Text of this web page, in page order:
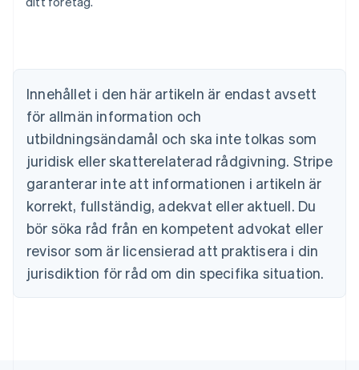
Innehållet i den här artikeln är endast avsett
för allmän information och
utbildningsändamål och ska inte tolkas som
juridisk eller skatterelaterad rådgivning. Stripe
garanterar inte att informationen i artikeln är
korrekt, fullständig, adekvat eller aktuell. Du
bör söka råd från en kompetent advokat eller
revisor som är licensierad att praktisera i din
jurisdiktion för råd om din specifika situation.
Bulgarien
Cypern
English
English
Estland
English
Fastlandskina
简体中文English
Finland
Frankrike
FrançaisEnglish